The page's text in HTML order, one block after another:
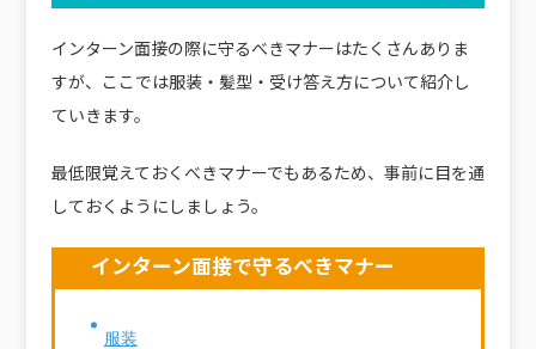
インターン面接の際に守るべきマナーはたくさんありま
すが、ここでは服装・髪型・受け答え方について紹介し
ていきます。
最低限覚えておくべきマナーでもあるため、事前に目を通
しておくようにしましょう。
インターン面接で守るべきマナー
服装